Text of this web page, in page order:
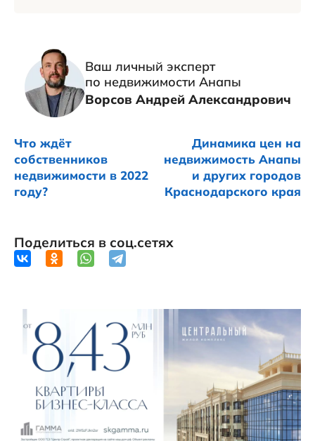
Ваш личный эксперт
по недвижимости Анапы
Ворсов Андрей Александрович
Что ждёт
собственников
недвижимости в 2022
году?
Динамика цен на
недвижимость Анапы
и других городов
Краснодарского края
Поделиться в соц.сетях